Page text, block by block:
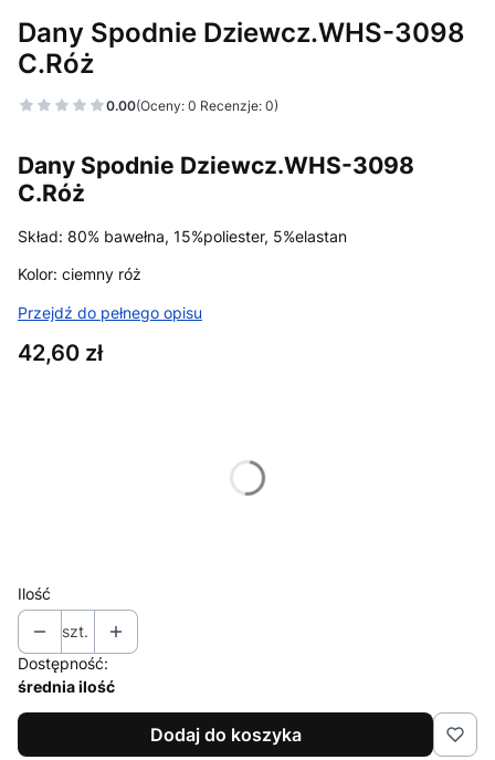
Dany Spodnie Dziewcz.WHS-3098
C.Róż
0.00(Oceny: 0 Recenzje: 0)
Dany Spodnie Dziewcz.WHS-3098
C.Róż
Skład: 80% bawełna, 15%poliester, 5%elastan
Kolor: ciemny róż
Przejdź do pełnego opisu
Cena
42,60 zł
Ilość
szt.
Dostępność:
średnia ilość
Dodaj do koszyka